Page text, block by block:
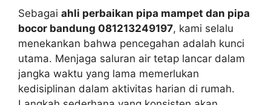
Sebagai ahli perbaikan pipa mampet dan pipa
bocor bandung 081213249197, kami selalu
menekankan bahwa pencegahan adalah kunci
utama. Menjaga saluran air tetap lancar dalam
jangka waktu yang lama memerlukan
kedisiplinan dalam aktivitas harian di rumah.